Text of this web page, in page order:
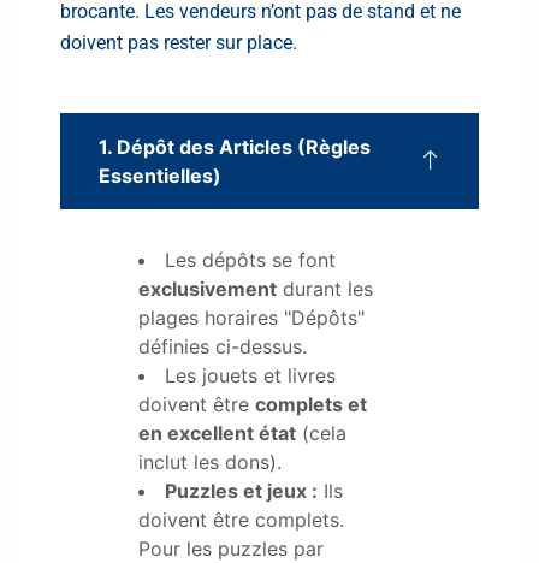
brocante. Les vendeurs n’ont pas de stand et ne
doivent pas rester sur place.
1. Dépôt des Articles (Règles
Essentielles)
Les dépôts se font
exclusivement durant les
plages horaires "Dépôts"
définies ci-dessus.
Les jouets et livres
doivent être complets et
en excellent état (cela
inclut les dons).
Puzzles et jeux : Ils
doivent être complets.
Pour les puzzles par